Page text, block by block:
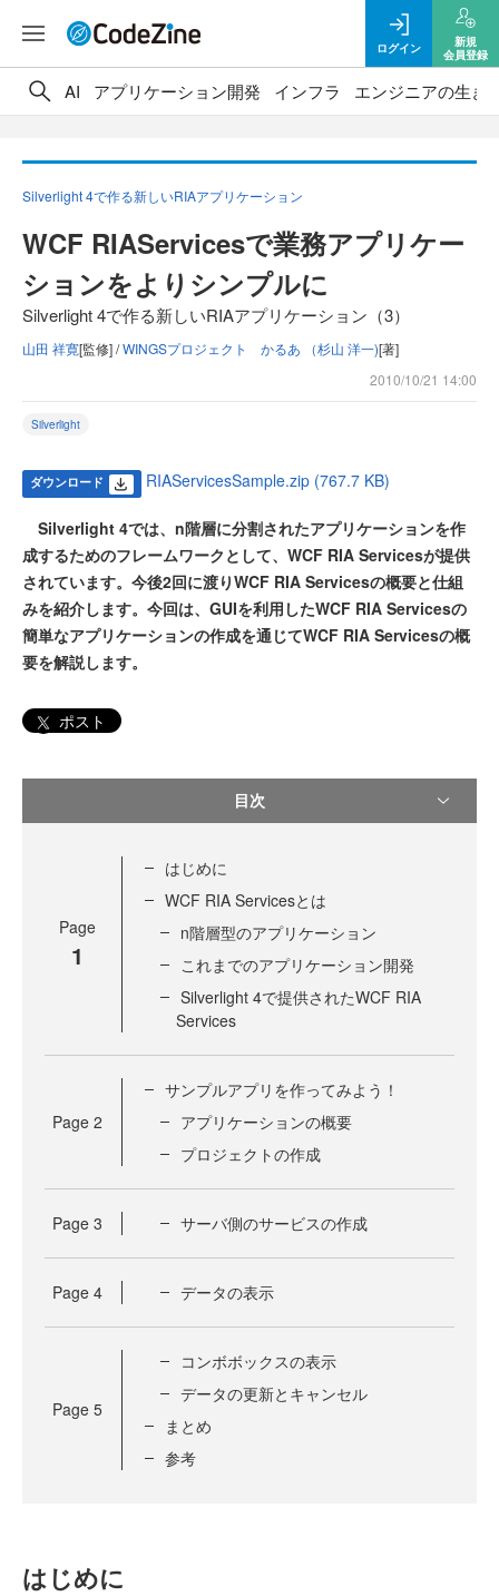
ログイン
新規
会員登録
AI アプリケーション開発 インフラ エンジニアの生き
Silverlight 4で作る新しいRIAアプリケーション
WCF RIAServicesで業務アプリケー
ションをよりシンプルに
Silverlight 4で作る新しいRIAアプリケーション（3）
山田 祥寛[監修] /WINGSプロジェクト かるあ （杉山 洋一)[著]
2010/10/21 14:00
Silverlight
ダウンロード RIAServicesSample.zip (767.7 KB)
Silverlight 4では、n階層に分割されたアプリケーションを作
成するためのフレームワークとして、WCF RIA Servicesが提供
されています。今後2回に渡りWCF RIA Servicesの概要と仕組
みを紹介します。今回は、GUIを利用したWCF RIA Servicesの
簡単なアプリケーションの作成を通じてWCF RIA Servicesの概
要を解説します。
ポスト
目次
Page
1
はじめに
WCF RIA Servicesとは
n階層型のアプリケーション
これまでのアプリケーション開発
Silverlight 4で提供されたWCF RIA
Services
Page 2
サンプルアプリを作ってみよう！
アプリケーションの概要
プロジェクトの作成
Page 3 サーバ側のサービスの作成
Page 4 データの表示
Page 5
コンボボックスの表示
データの更新とキャンセル
まとめ
参考
はじめに